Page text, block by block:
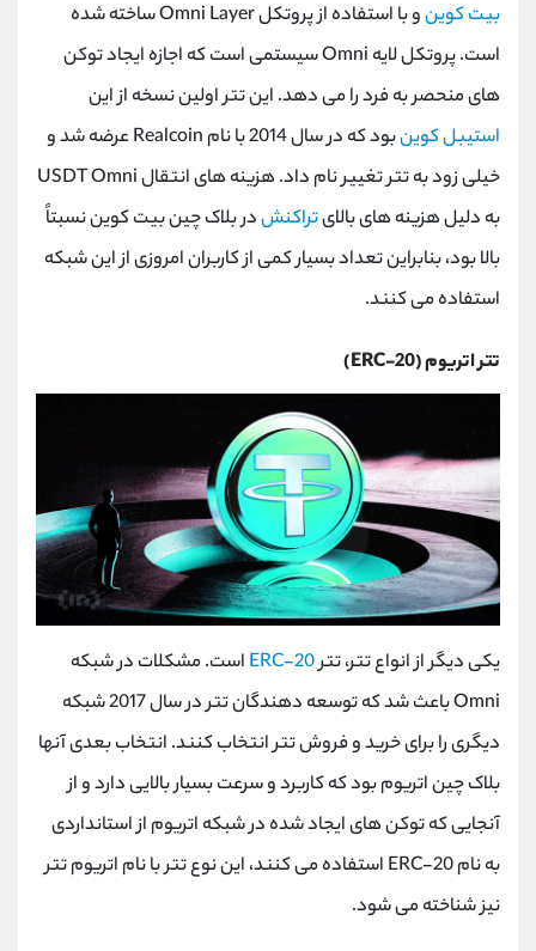
بیت کوینو با استفاده از پروتکلOmni Layerساخته شده
است. پروتکل لایه Omniسیستمی است که اجازه ایجاد توکن
های منحصر به فرد را می دهد. این تتر اولین نسخه از این
استیبل کوینبود که در سال 2014 با نام Realcoinعرضه شد و
خیلی زود به تتر تغییر نام داد. هزینه های انتقالUSDT Omni
به دلیل هزینه های بالایتراکنشدر بلاک چین بیت کوین نسبتاً
بالا بود، بنابراین تعداد بسیار کمی از کاربران امروزی از این شبکه
استفاده می کنند.
تتر اتریوم(ERC-20)
یکی دیگر از انواع تتر، تترERC-20 است. مشکلات در شبکه
Omni
باعث شد که توسعه دهندگان تتر در سال 2017 شبکه
دیگری را برای خرید و فروش تتر انتخاب کنند. انتخاب بعدی آنها
بلاک چین اتریوم بود که کاربرد و سرعت بسیار بالایی دارد و از
آنجایی که توکن های ایجاد شده در شبکه اتریوم از استانداردی
به نامERC-20 استفاده می کنند، این نوع تتر با نام اتریوم تتر
نیز شناخته می شود.